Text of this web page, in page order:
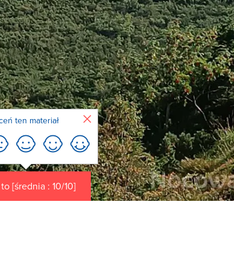
[średnia : 10/10]
ten materiał Zamknij